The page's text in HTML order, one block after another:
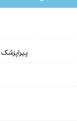
پیراپزشک